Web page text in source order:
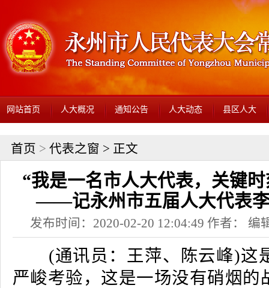
网站首页 人大概况 通知公告 人大动态 县区人大
首页 > 代表之窗 > 正文
“我是一名市人大代表，关键
——记永州市五届人大代表
发布时间：2020-02-20 12:04:49 作者： 编
(通讯员：王萍、陈云峰)这
严峻考验，这是一场没有硝烟的